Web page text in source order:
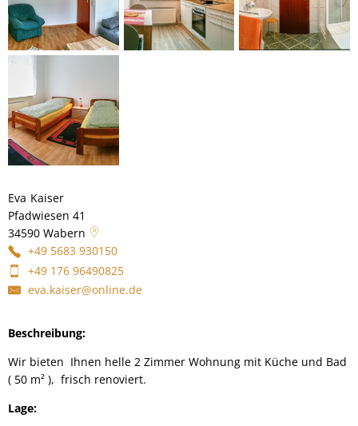
Eva Kaiser
Pfadwiesen 41
34590 Wabern
+49 5683 930150
+49 176 96490825
eva.kaiser@online.de
Beschreibung:
Wir bieten Ihnen helle 2 Zimmer Wohnung mit Küche und Bad
( 50 m² ), frisch renoviert.
Lage: